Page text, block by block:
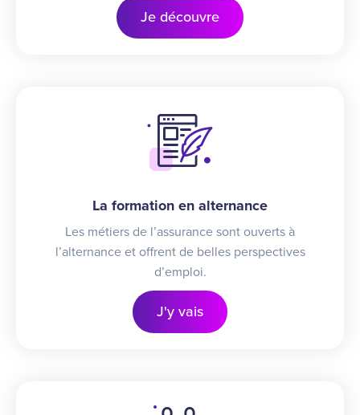
Je découvre
La formation en alternance
Les métiers de l’assurance sont ouverts à
l’alternance et offrent de belles perspectives
d’emploi.
J'y vais